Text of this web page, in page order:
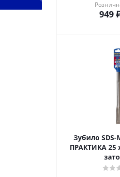
949
Зубило SDS-MAX плоское
ПРАКТИКА 25